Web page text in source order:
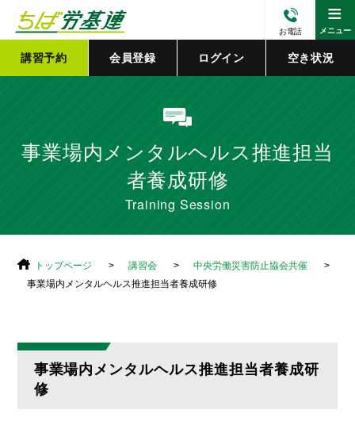
≡
メニュー
お電話
講習予約 会員登録 ログイン 空き状況
事業場内メンタルヘルス推進担当
者養成研修
Training Session
トップページ 講習会
中央労働災害防止協会共催
事業場内メンタルヘルス推進担当者養成研修
事業場内メンタルヘルス推進担当者養成研
修